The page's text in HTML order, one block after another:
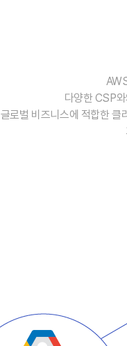
다양한 CSP
글로벌 비즈니스에 적합한 클